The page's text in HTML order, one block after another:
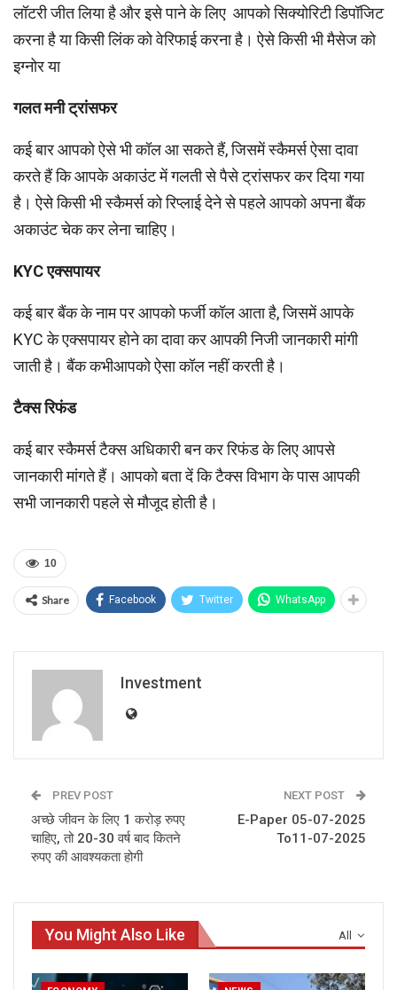
लॉटरी जीत लिया है और इसे पाने के लिए आपको सिक्योरिटी डिपॉजिट
करना है या किसी लिंक को वेरिफाई करना है। ऐसे किसी भी मैसेज को
इग्नोर या
गलत मनी ट्रांसफर
कई बार आपको ऐसे भी कॉल आ सकते हैं, जिसमें स्कैमर्स ऐसा दावा
करते हैं कि आपके अकाउंट में गलती से पैसे ट्रांसफर कर दिया गया
है। ऐसे किसी भी स्कैमर्स को रिप्लाई देने से पहले आपको अपना बैंक
अकाउंट चेक कर लेना चाहिए।
KYCएक्सपायर
कई बार बैंक के नाम पर आपको फर्जी कॉल आता है, जिसमें आपके
KYC के एक्सपायर होने का दावा कर आपकी निजी जानकारी मांगी
जाती है। बैंक कभीआपको ऐसा कॉल नहीं करती है।
टैक्स रिफंड
कई बार स्कैमर्स टैक्स अधिकारी बन कर रिफंड के लिए आपसे
जानकारी मांगते हैं। आपको बता दें कि टैक्स विभाग के पास आपकी
सभी जानकारी पहले से मौजूद होती है।
10
Share Facebook Twitter WhatsApp
Investment
PREV POST
अच्‍छे जीवन के लिए 1 करोड़ रुपए
चाहिए, तो 20-30 वर्ष बाद कितने
रुपए की आवश्‍यकता होगी
NEXT POST
E-Paper 05-07-2025
To11-07-2025
All
You Might Also Like